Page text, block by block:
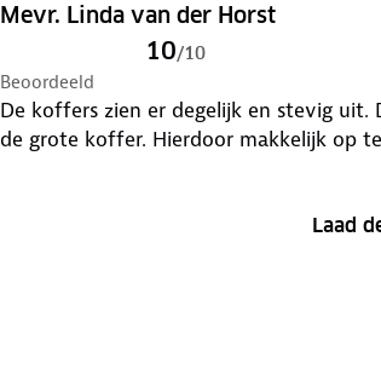
Mevr. Linda van der Horst
10/10
Beoordeeld
De koffers zien er degelijk en stevig
de grote koffer. Hierdoor makkelijk op
Laad